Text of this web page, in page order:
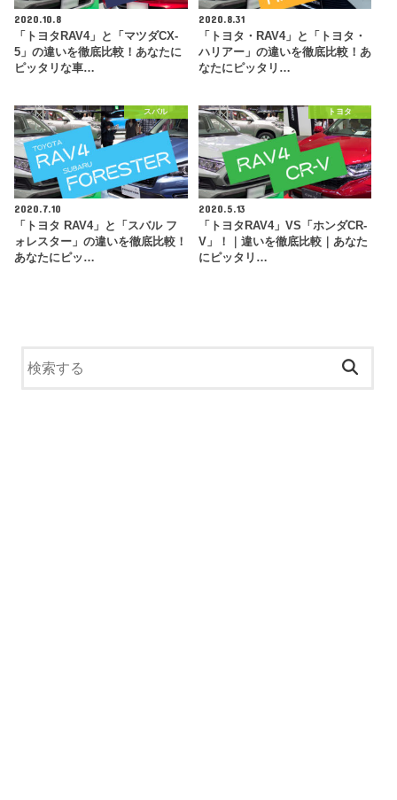
2020.10.8
「トヨタRAV4」と「マツダCX-
5」の違いを徹底比較！あなたに
ピッタリな車…
2020.8.31
「トヨタ・RAV4」と「トヨタ・
ハリアー」の違いを徹底比較！あ
なたにピッタリ…
スバル
2020.7.10
「トヨタ RAV4」と「スバル フ
ォレスター」の違いを徹底比較！
あなたにピッ…
トヨタ
2020.5.13
「トヨタRAV4」VS「ホンダCR-
V」！｜違いを徹底比較｜あなた
にピッタリ…